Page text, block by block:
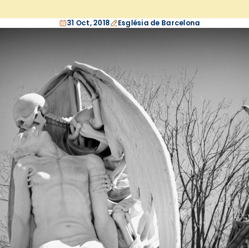
31 Oct, 2018 Església de Barcelona